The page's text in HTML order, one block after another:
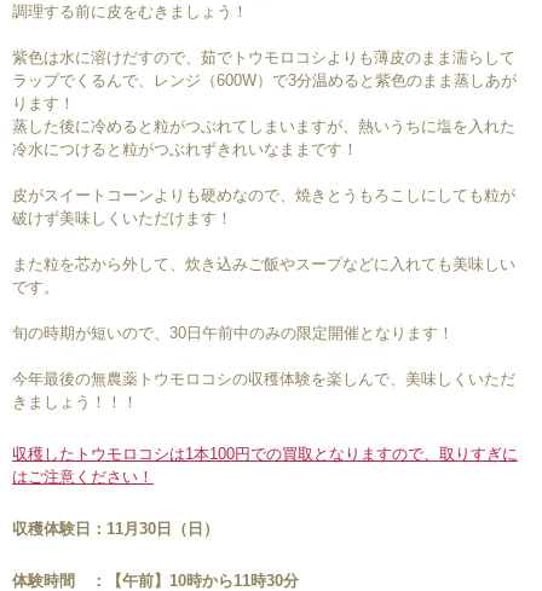
調理する前に皮をむきましょう！
紫色は水に溶けだすので、茹でトウモロコシよりも薄皮のまま濡らして
ラップでくるんで、レンジ（600W）で3分温めると紫色のまま蒸しあが
ります！
蒸した後に冷めると粒がつぶれてしまいますが、熱いうちに塩を入れた
冷水につけると粒がつぶれずきれいなままです！
皮がスイートコーンよりも硬めなので、焼きとうもろこしにしても粒が
破けず美味しくいただけます！
また粒を芯から外して、炊き込みご飯やスープなどに入れても美味しい
です。
旬の時期が短いので、30日午前中のみの限定開催となります！
今年最後の無農薬トウモロコシの収穫体験を楽しんで、美味しくいただ
きましょう！！！
収穫したトウモロコシは1本100円での買取となりますので、取りすぎに
はご注意ください！
収穫体験日： 11月30日（日）
体験時間 ：【午前】10時から11時30分